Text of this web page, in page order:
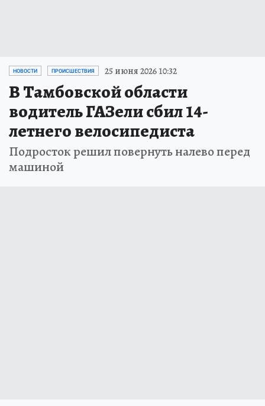
НОВОСТИ ПРОИСШЕСТВИЯ 25 июня 2026 10:32
В Тамбовской области
водитель ГАЗели сбил 14-
летнего велосипедиста
Подросток решил повернуть налево перед
машиной